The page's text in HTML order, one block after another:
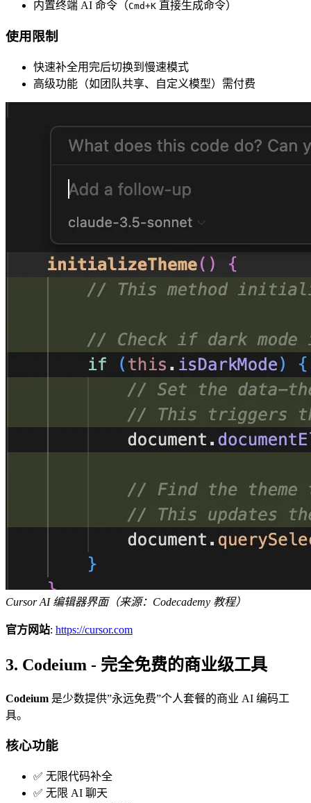
内置终端 AI 命令（Cmd+K 直接生成命令）
使用限制
快速补全用完后切换到慢速模式
高级功能（如团队共享、自定义模型）需付费
Cursor AI 编辑器界面（来源：Codecademy 教程）
官方网站: https://cursor.com
3. Codeium - 完全免费的商业级工具
Codeium 是少数提供”永远免费”个人套餐的商业 AI 编码工
具。
核心功能
✅ 无限代码补全
✅ 无限 AI 聊天